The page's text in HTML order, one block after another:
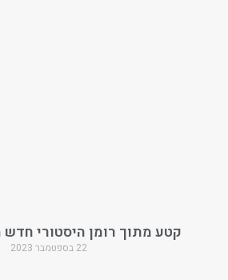
קטע מתוך רומן היסטורי
22 בספטמבר 2023